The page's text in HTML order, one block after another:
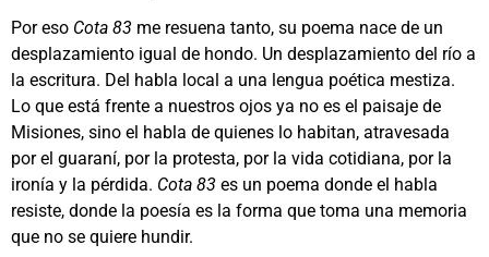
Por eso Cota 83 me resuena tanto, su poema nace de un
desplazamiento igual de hondo. Un desplazamiento del río a
la escritura. Del habla local a una lengua poética mestiza.
Lo que está frente a nuestros ojos ya no es el paisaje de
Misiones, sino el habla de quienes lo habitan, atravesada
por el guaraní, por la protesta, por la vida cotidiana, por la
ironía y la pérdida. Cota 83 es un poema donde el habla
resiste, donde la poesía es la forma que toma una memoria
que no se quiere hundir.